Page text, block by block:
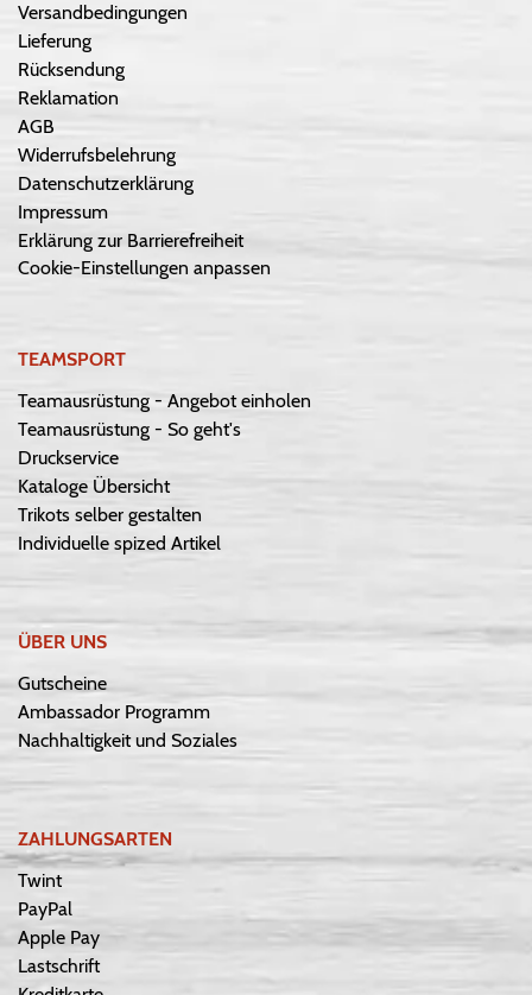
Versandbedingungen
Lieferung
Rücksendung
Reklamation
AGB
Widerrufsbelehrung
Datenschutzerklärung
Impressum
Erklärung zur Barrierefreiheit
Cookie-Einstellungen anpassen
TEAMSPORT
Teamausrüstung - Angebot einholen
Teamausrüstung - So geht's
Druckservice
Kataloge Übersicht
Trikots selber gestalten
Individuelle spized Artikel
ÜBER UNS
Gutscheine
Ambassador Programm
Nachhaltigkeit und Soziales
ZAHLUNGSARTEN
Twint
PayPal
Apple Pay
Lastschrift